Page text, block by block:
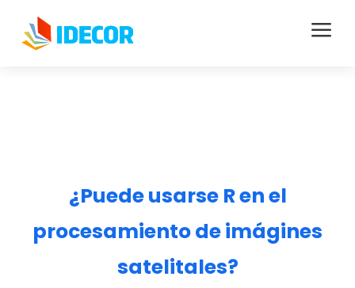
a
¿Puede usarse R en el
procesamiento de imágines
satelitales?